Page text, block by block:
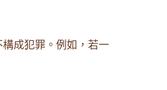
成犯罪。例如，若一